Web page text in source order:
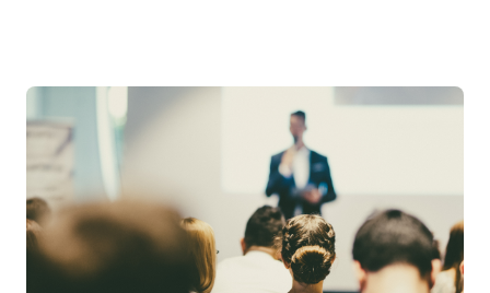
attraverso una piattaforma europea dedicata. Ampio spazio
anche al racconto di esperienze imprenditoriali concrete. In
particolare, è stata condivisa la testimonianza di Paolo Ganis,
CEO di Vitesy, realtà nata a Pordenone che in otto anni ha
costruito un percorso di crescita internazionale fondato su
innovazione, capacità di esecuzione e visione
imprenditoriale. Vitesy rappresenta un esempio concreto di
come una startup deep tech possa crescere, scalare e
competere sui mercati globali, partendo da un territorio e
valorizzando competenze, tecnologie e opportunità offerte